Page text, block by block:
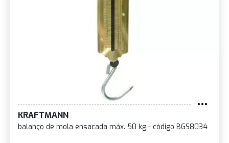
KRAFTMANN
balanço de mola ensacada máx. 50 kg - código BGS8034